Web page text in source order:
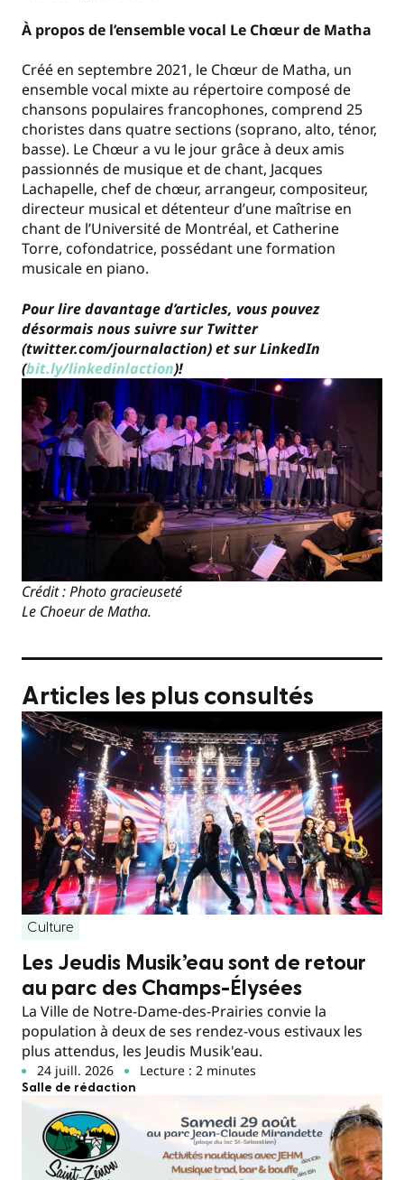
À propos de l’ensemble vocal Le Chœur de Matha
Créé en septembre 2021, le Chœur de Matha, un
ensemble vocal mixte au répertoire composé de
chansons populaires francophones, comprend 25
choristes dans quatre sections (soprano, alto, ténor,
basse). Le Chœur a vu le jour grâce à deux amis
passionnés de musique et de chant, Jacques
Lachapelle, chef de chœur, arrangeur, compositeur,
directeur musical et détenteur d’une maîtrise en
chant de l’Université de Montréal, et Catherine
Torre, cofondatrice, possédant une formation
musicale en piano.
Pour lire davantage d’articles, vous pouvez
désormais nous suivre sur Twitter
(twitter.com/journalaction) et sur LinkedIn
(bit.ly/linkedinlaction)!
Crédit : Photo gracieuseté
Le Choeur de Matha.
Articles les plus consultés
Culture
Les Jeudis Musik’eau sont de retour
au parc des Champs-Élysées
La Ville de Notre-Dame-des-Prairies convie la
population à deux de ses rendez-vous estivaux les
plus attendus, les Jeudis Musik'eau.
24 juill. 2026 Lecture : 2 minutes
Salle de rédaction